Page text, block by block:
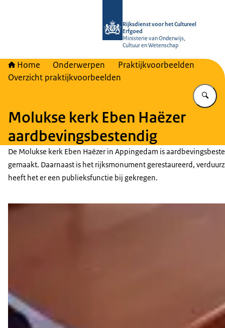
Rijksdienst voor het Cultureel
Erfgoed
Ministerie van Onderwijs,
Cultuur en Wetenschap
Home Onderwerpen
Praktijkvoorbeelden
Overzicht praktijkvoorbeelden
Molukse kerk Eben Haëzer
aardbevingsbestendig
De Molukse kerk Eben Haëzer in Appingedam is
gemaakt. Daarnaast is het rijksmonument gerestaureerd,
heeft het er een publieksfunctie bij gekregen.